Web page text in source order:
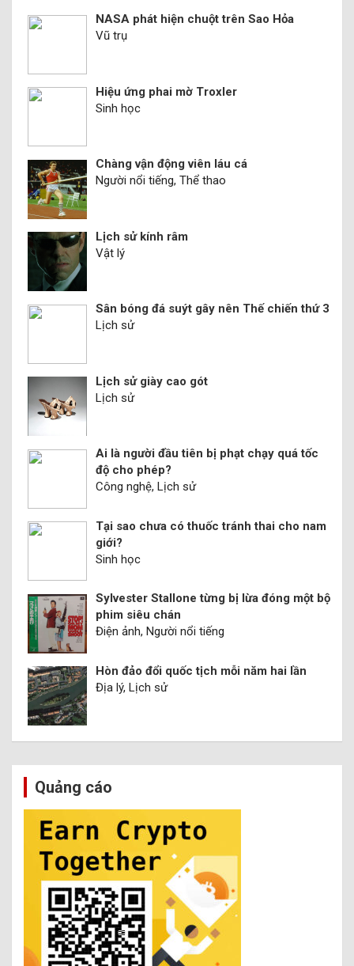
NASA phát hiện chuột trên Sao Hỏa
Vũ trụ
Hiệu ứng phai mờ Troxler
Sinh học
Chàng vận động viên láu cá
Người nổi tiếng, Thể thao
Lịch sử kính râm
Vật lý
Sân bóng đá suýt gây nên Thế chiến thứ 3
Lịch sử
Lịch sử giày cao gót
Lịch sử
Ai là người đầu tiên bị phạt chạy quá tốc
độ cho phép?
Công nghệ, Lịch sử
Tại sao chưa có thuốc tránh thai cho nam
giới?
Sinh học
Sylvester Stallone từng bị lừa đóng một bộ
phim siêu chán
Điện ảnh, Người nổi tiếng
Hòn đảo đổi quốc tịch mỗi năm hai lần
Địa lý, Lịch sử
Quảng cáo